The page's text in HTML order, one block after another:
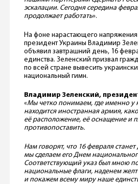
эскалации. Сегодня середина
продолжает работать».
На фоне нарастающего
президент Украины Владимир
объявил завтрашний день, 16
единства. Зеленский призвал
по всей стране вывесить
национальный гимн.
Владимир Зеленский,
«Мы четко понимаем, где именно у
находится иностранная армия,
её расположение, её оснащение и
противопоставить.
Нам говорят, что 16 февраля
мы сделаем его Днем
Соответствующий указ был мною
национальные флаги, наденем
и покажем всему миру наше